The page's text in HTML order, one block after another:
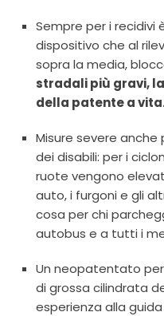
Sempre per i recidivi
dispositivo che al
sopra la media,
stradali più gravi,
della patente a
Misure severe
dei disabili: per i
ruote vengono
auto, i furgoni e gli
cosa per chi
autobus e a tutti i
Un neopatentato
di grossa cilindrata
esperienza alla